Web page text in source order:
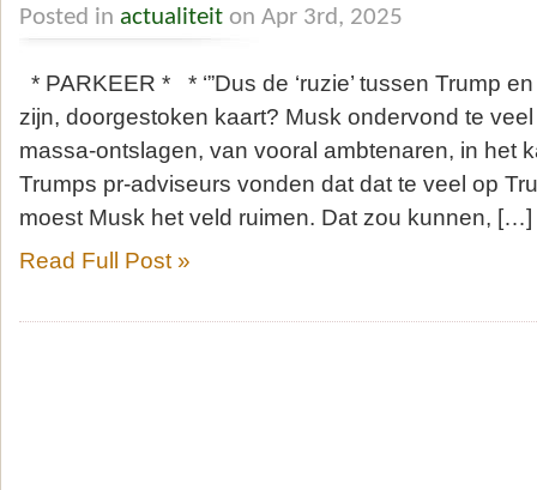
Posted in actualiteit on Apr 3rd, 2025
* PARKEER * * ‘”Dus de ‘ruzie’ tussen Trump
zijn, doorgestoken kaart? Musk ondervond te
massa-ontslagen, van vooral ambtenaren, in het
Trumps pr-adviseurs vonden dat dat te veel op
moest Musk het veld ruimen. Dat zou kunnen, […]
Read Full Post »